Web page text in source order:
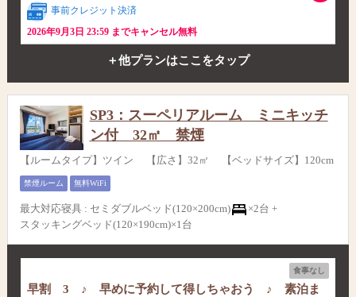
事前クレジット決済
2026年9月3日 23:59 までキャンセル無料
＋他プランはここをタップ
SP3：スーペリアルーム ミニキッチ
ン付 32㎡ 禁煙
【ルームタイプ】ツイン 【広さ】32㎡ 【ベッドサイズ】120cm
禁煙ルーム 無料WiFi
最大対応寝具 : セミダブルベッド(120×200cm)
×2台 +
スタッキングベッド(120×190cm)×1台
食事なし
早割 3 ♪ 早めに予約して得しちゃおう ♪ 素泊ま